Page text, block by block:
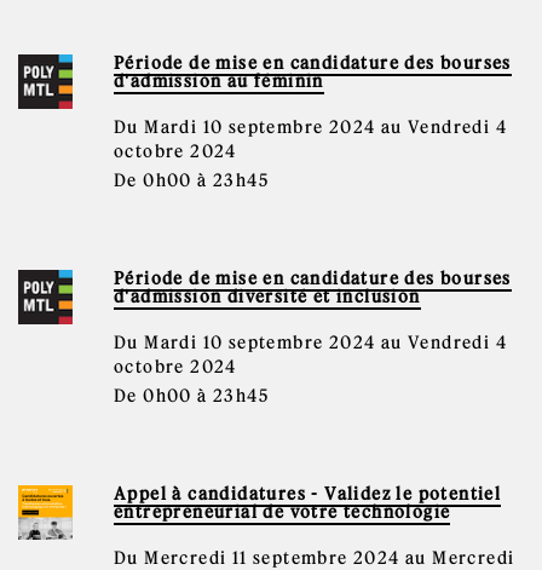
Période de mise en candidature des bourses
d'admission au féminin
Du Mardi 10 septembre 2024 au Vendredi 4
octobre 2024
De 0h00 à 23h45
Période de mise en candidature des bourses
d'admission diversité et inclusion
Du Mardi 10 septembre 2024 au Vendredi 4
octobre 2024
De 0h00 à 23h45
Appel à candidatures - Validez le potentiel
entrepreneurial de votre technologie
Du Mercredi 11 septembre 2024 au Mercredi